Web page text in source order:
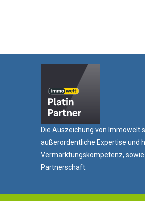
Die Auszeichung von Immowelt
außerordentliche Expertise und
Vermarktungskompetenz,
Partnerschaft.